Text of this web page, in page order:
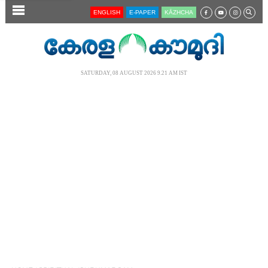
SECTIONS ENGLISH E-PAPER KĀZHCHA
SATURDAY, 08 AUGUST 2026 9.21 AM IST